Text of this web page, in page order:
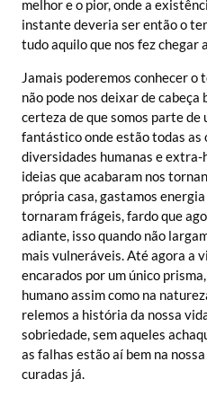
melhor e o pior, onde a
instante deveria ser então o
tudo aquilo que nos fez chegar
Jamais poderemos conhecer o
não pode nos deixar de cabeça
certeza de que somos parte de
fantástico onde estão todas as
diversidades humanas e extra-
ideias que acabaram nos
própria casa, gastamos
tornaram frágeis, fardo que
adiante, isso quando não
mais vulneráveis. Até agora a
encarados por um único
humano assim como na
relemos a história da nossa
sobriedade, sem aqueles
as falhas estão aí bem na
curadas já.